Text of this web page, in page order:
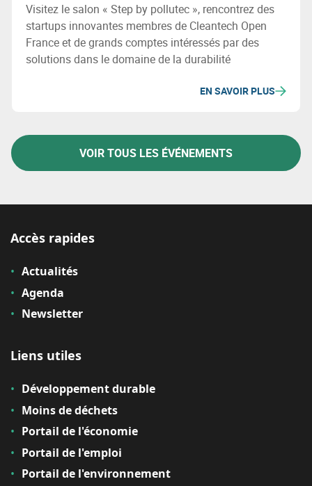
Visitez le salon « Step by pollutec », rencontrez des
startups innovantes membres de Cleantech Open
France et de grands comptes intéressés par des
solutions dans le domaine de la durabilité
EN SAVOIR PLUS
VOIR TOUS LES ÉVÉNEMENTS
Accès rapides
Actualités
Agenda
Newsletter
Liens utiles
Développement durable
Moins de déchets
Portail de l'économie
Portail de l'emploi
Portail de l'environnement